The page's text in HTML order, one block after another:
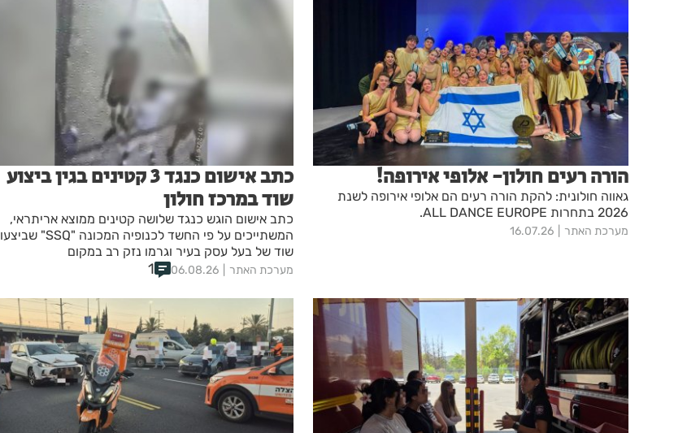
הורה רעים חולון- אלופי אירופה!
גאווה חולונית: להקת הורה רעים הם אלופי אירופה לשנת
2026 בתחרות ALL DANCE EUROPE.
מערכת האתר 16.07.26
כתב אישום כנגד 3 קטינים בגין ביצוע
שוד במרכז חולון
כתב אישום הוגש כנגד שלושה קטינים ממוצא אריתראי,
המשתייכים על פי החשד לכנופיה המכונה "SSQ" שביצעו
שוד של בעל עסק בעיר וגרמו נזק רב במקום
מערכת האתר 06.08.26
1